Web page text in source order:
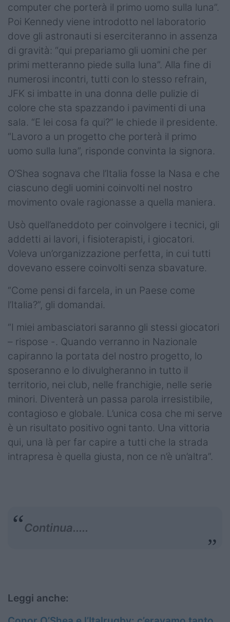
computer che porterà il primo uomo sulla luna”.
Poi Kennedy viene introdotto nel laboratorio
dove gli astronauti si eserciteranno in assenza
di gravità: “qui prepariamo gli uomini che per
primi metteranno piede sulla luna”. Alla fine di
numerosi incontri, tutti con lo stesso refrain,
JFK si imbatte in una donna delle pulizie di
colore che sta spazzando i pavimenti di una
sala. “E lei cosa fa qui?” le chiede il presidente.
“Lavoro a un progetto che porterà il primo
uomo sulla luna”, risponde convinta la signora.
O’Shea sognava che l’Italia fosse la Nasa e che
ciascuno degli uomini coinvolti nel nostro
movimento ovale ragionasse a quella maniera.
Usò quell’aneddoto per coinvolgere i tecnici, gli
addetti ai lavori, i fisioterapisti, i giocatori.
Voleva un’organizzazione perfetta, in cui tutti
dovevano essere coinvolti senza sbavature.
“Come pensi di farcela, in un Paese come
l’Italia?”, gli domandai.
“I miei ambasciatori saranno gli stessi giocatori
– rispose -. Quando verranno in Nazionale
capiranno la portata del nostro progetto, lo
sposeranno e lo divulgheranno in tutto il
territorio, nei club, nelle franchigie, nelle serie
minori. Diventerà un passa parola irresistibile,
contagioso e globale. L’unica cosa che mi serve
è un risultato positivo ogni tanto. Una vittoria
qui, una là per far capire a tutti che la strada
intrapresa è quella giusta, non ce n’è un’altra”.
Continua.....
Leggi anche: